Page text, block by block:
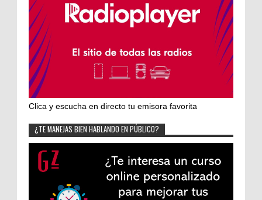
Clica y escucha en directo tu emisora favorita
¿TE MANEJAS BIEN HABLANDO EN PÚBLICO?